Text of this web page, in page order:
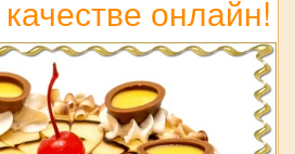
онлайн!